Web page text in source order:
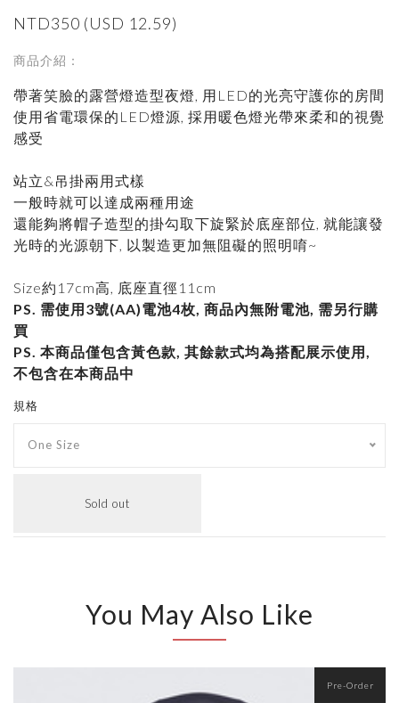
NTD350 (USD 12.59)
商品介紹：
帶著笑臉的露營燈造型夜燈, 用LED的光亮守護你的房間
使用省電環保的LED燈源, 採用暖色燈光帶來柔和的視覺
感受
站立&吊掛兩用式樣
一般時就可以達成兩種用途
還能夠將帽子造型的掛勾取下旋緊於底座部位, 就能讓發
光時的光源朝下, 以製造更加無阻礙的照明唷~
Size約17cm高, 底座直徑11cm
PS. 需使用3號(AA)電池4枚, 商品內無附電池, 需另行購
買
PS. 本商品僅包含黃色款, 其餘款式均為搭配展示使用,
不包含在本商品中
規格
One Size
Sold out
You May Also Like
Pre-Order